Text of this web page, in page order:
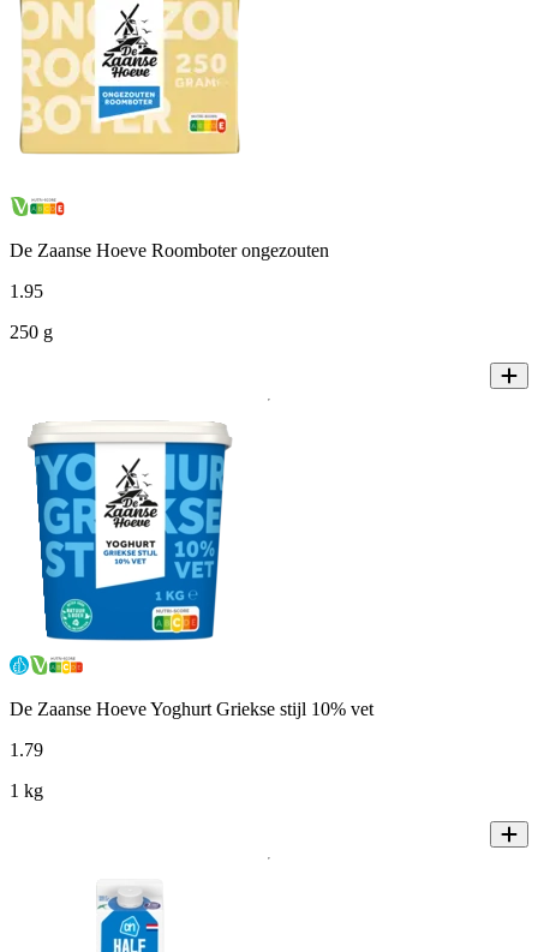
De Zaanse Hoeve Roomboter ongezouten
1 .95
250 g
De Zaanse Hoeve Yoghurt Griekse stijl 10% vet
1 .79
1 kg